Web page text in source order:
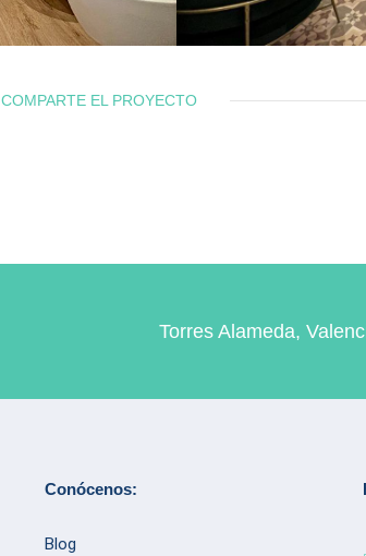
COMPARTE EL PROYECTO
Torres Alameda,
Conócenos:
Blog